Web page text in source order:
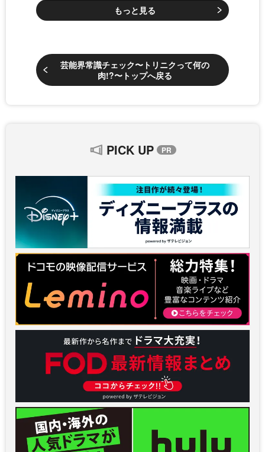
もっと見る
芸能界常識チェック〜トリニクって何の
肉!?〜トップへ戻る
PICK UP